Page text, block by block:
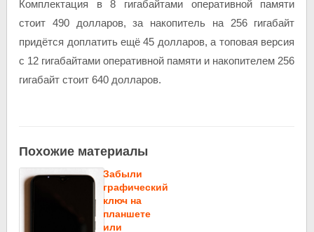
Комплектация в 8 гигабайтами оперативной памяти
стоит 490 долларов, за накопитель на 256 гигабайт
придётся доплатить ещё 45 долларов, а топовая версия
с 12 гигабайтами оперативной памяти и накопителем 256
гигабайт стоит 640 долларов.
Похожие материалы
Забыли
графический
ключ на
планшете
или